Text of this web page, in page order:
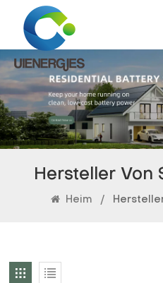
Hersteller Von
Heim /